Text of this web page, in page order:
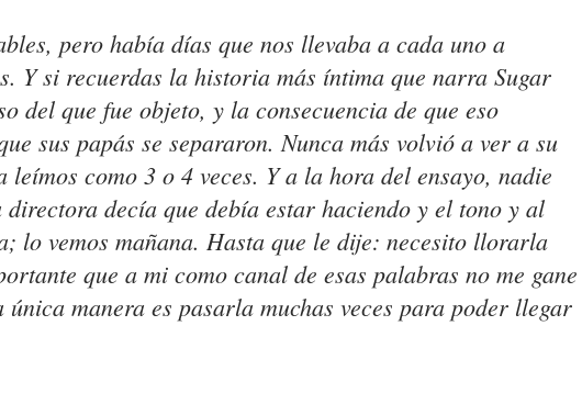
pero había días que nos llevaba a cada uno a
Y si recuerdas la historia más íntima que narra Sugar
del que fue objeto, y la consecuencia de que eso
sus papás se separaron. Nunca más volvió a ver a su
como 3 o 4 veces. Y a la hora del ensayo, nadie
decía que debía estar haciendo y el tono y al
lo vemos mañana. Hasta que le dije: necesito llorarla
que a mi como canal de esas palabras no me gane
manera es pasarla muchas veces para poder llegar